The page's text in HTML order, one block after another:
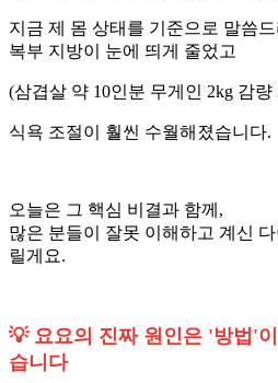
지금 제 몸 상태를 기준으로 말씀
복부 지방이 눈에 띄게 줄었고
(삼겹살 약 10인분 무게인 2kg 감량
식욕 조절이 훨씬 수월해졌습니다.
오늘은 그 핵심 비결과 함께,
많은 분들이 잘못 이해하고 계신
릴게요.
💡 요요의 진짜 원인은 '방법'
습니다